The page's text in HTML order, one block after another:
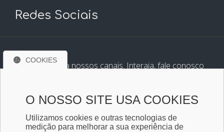
Redes Sociais
Conheça e siga nossos canais. Interaja, fale conosco
COOKIES
O NOSSO SITE USA COOKIES
Utilizamos cookies e outras tecnologias de
medição para melhorar a sua experiência de